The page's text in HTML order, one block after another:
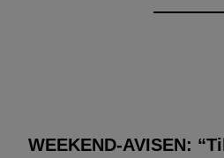
WEEKEND-AVISEN: